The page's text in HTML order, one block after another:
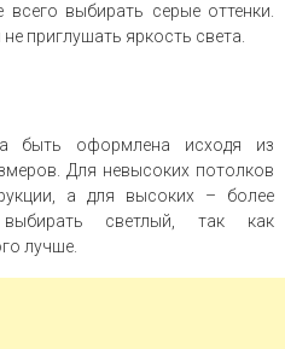
выбирать серые оттенки.
приглушать яркость света.
быть оформлена исходя из
Для невысоких потолков
а для высоких – более
светлый, так как
лучше.